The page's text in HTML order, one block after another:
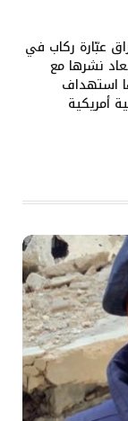
عبّارة ركاب في
نشرها مع
استهداف
أمريكية